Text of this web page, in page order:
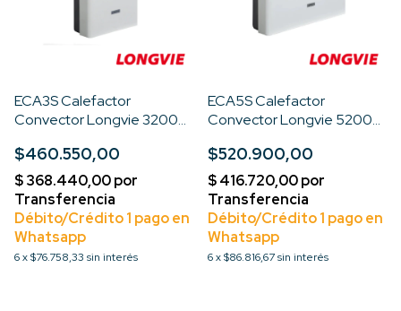
ECA3S Calefactor
Convector Longvie 3200
$460.550,00
6x$76.758,33 sin interés
ECA5S Calefactor
Convector Longvie 5200
$520.900,00
6x$86.816,67sin interés